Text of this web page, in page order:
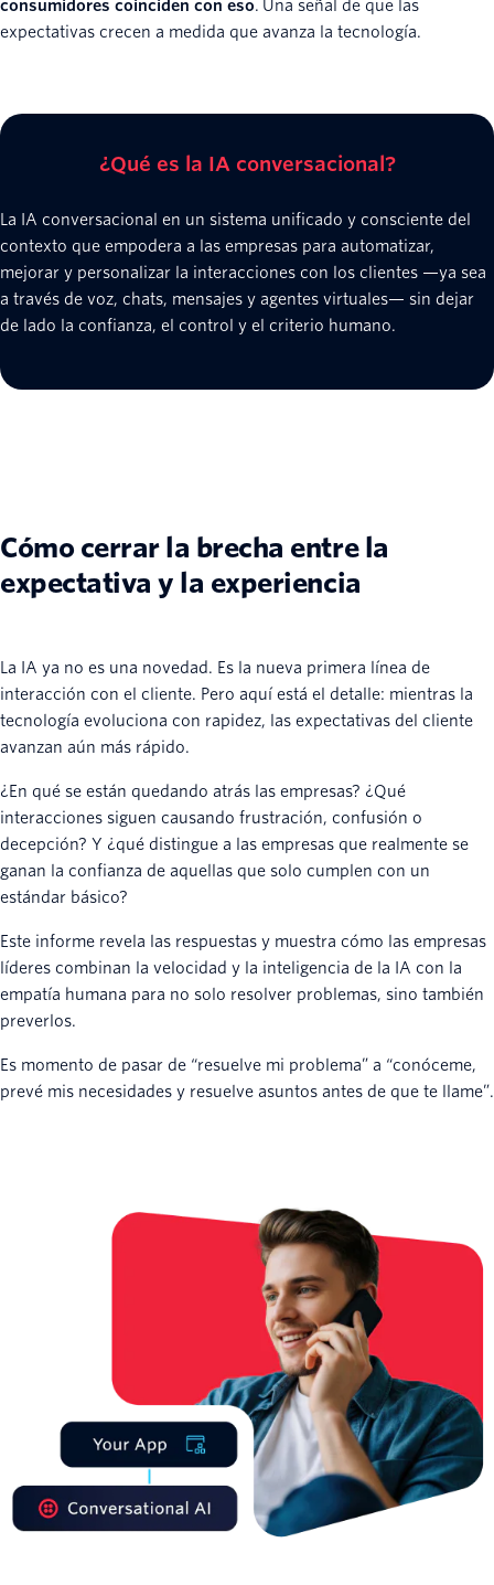
consumidores coinciden con eso. Una señal de que las
expectativas crecen a medida que avanza la tecnología.
¿Qué es la IA conversacional?
La IA conversacional en un sistema unificado y consciente del
contexto que empodera a las empresas para automatizar,
mejorar y personalizar la interacciones con los clientes —ya sea
a través de voz, chats, mensajes y agentes virtuales— sin dejar
de lado la confianza, el control y el criterio humano.
Cómo cerrar la brecha entre la
expectativa y la experiencia
La IA ya no es una novedad. Es la nueva primera línea de
interacción con el cliente. Pero aquí está el detalle: mientras la
tecnología evoluciona con rapidez, las expectativas del cliente
avanzan aún más rápido.
¿En qué se están quedando atrás las empresas? ¿Qué
interacciones siguen causando frustración, confusión o
decepción? Y ¿qué distingue a las empresas que realmente se
ganan la confianza de aquellas que solo cumplen con un
estándar básico?
Este informe revela las respuestas y muestra cómo las empresas
líderes combinan la velocidad y la inteligencia de la IA con la
empatía humana para no solo resolver problemas, sino también
preverlos.
Es momento de pasar de “resuelve mi problema” a “conóceme,
prevé mis necesidades y resuelve asuntos antes de que te llame”.